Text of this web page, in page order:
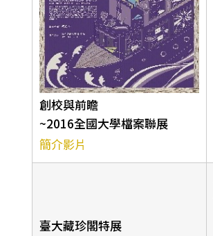
創校與前瞻
~2016全國大學檔案聯展
簡介影片
臺大藏珍閣特展